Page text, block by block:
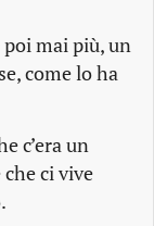
poi mai più, un
, come lo ha
c’era un
ci vive